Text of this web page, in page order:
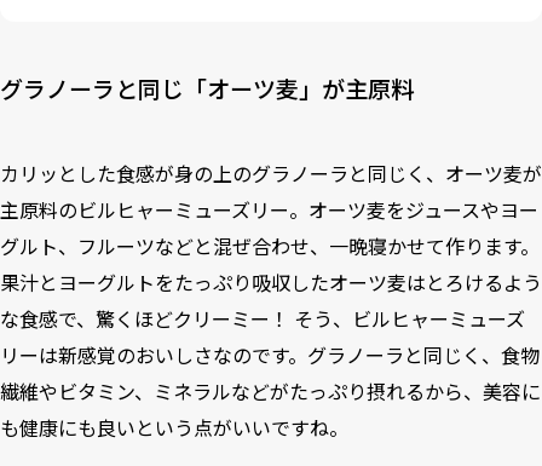
グラノーラと同じ「オーツ麦」が主原料
カリッとした食感が身の上のグラノーラと同じく、オーツ麦が
主原料のビルヒャーミューズリー。オーツ麦をジュースやヨー
グルト、フルーツなどと混ぜ合わせ、一晩寝かせて作ります。
果汁とヨーグルトをたっぷり吸収したオーツ麦はとろけるよう
な食感で、驚くほどクリーミー！ そう、ビルヒャーミューズ
リーは新感覚のおいしさなのです。 グラノーラと同じく 、食物
繊維やビタミン、ミネラルなどがたっぷり摂れるから、美容に
も健康にも良いという点がいいですね。